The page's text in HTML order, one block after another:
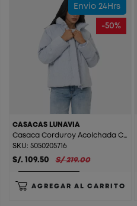
Envío 24Hrs
-50%
CASACAS LUNAVIA
Casaca Corduroy Acolchada C/F Lunavia Acero
SKU: 5050205716
S/. 109.50 S/ 219.00
AGREGAR AL CARRITO